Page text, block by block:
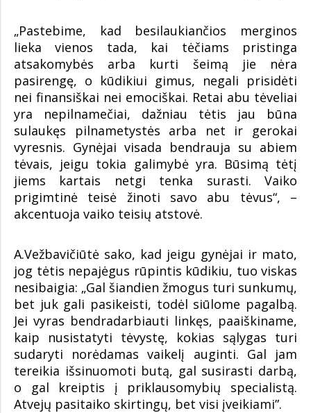
„Pastebime, kad besilaukiančios merginos
lieka vienos tada, kai tėčiams pristinga
atsakomybės arba kurti šeimą jie nėra
pasirengę, o kūdikiui gimus, negali prisidėti
nei finansiškai nei emociškai. Retai abu tėveliai
yra nepilnamečiai, dažniau tėtis jau būna
sulaukęs pilnametystės arba net ir gerokai
vyresnis. Gynėjai visada bendrauja su abiem
tėvais, jeigu tokia galimybė yra. Būsimą tėtį
jiems kartais netgi tenka surasti. Vaiko
prigimtinė teisė žinoti savo abu tėvus“, –
akcentuoja vaiko teisių atstovė.
A.Vežbavičiūtė sako, kad jeigu gynėjai ir mato,
jog tėtis nepajėgus rūpintis kūdikiu, tuo viskas
nesibaigia: „Gal šiandien žmogus turi sunkumų,
bet juk gali pasikeisti, todėl siūlome pagalbą.
Jei vyras bendradarbiauti linkęs, paaiškiname,
kaip nusistatyti tėvystę, kokias sąlygas turi
sudaryti norėdamas vaikelį auginti. Gal jam
tereikia išsinuomoti butą, gal susirasti darbą,
o gal kreiptis į priklausomybių specialistą.
Atvejų pasitaiko skirtingų, bet visi įveikiami”.